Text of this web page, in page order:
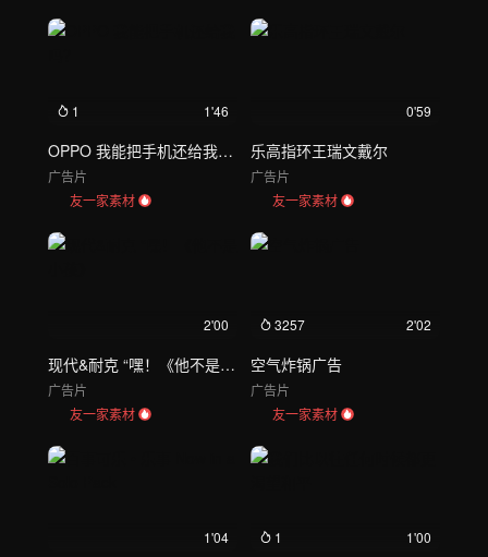
1 1'46
OPPO 我能把手机还给我吗？
广告片
友一家素材
0'59
乐高指环王瑞文戴尔
广告片
友一家素材
2'00
现代&耐克 “嘿！《他不是小孩》
广告片
友一家素材
3257 2'02
空气炸锅广告
广告片
友一家素材
1'04 1 1'00